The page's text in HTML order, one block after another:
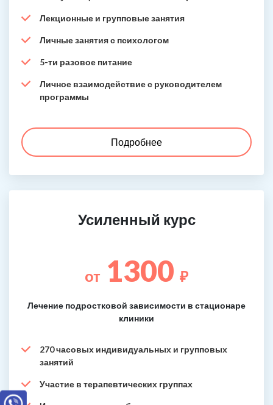
Лекционные и групповые занятия
Личные занятия с психологом
5-ти разовое питание
Личное взаимодействие с руководителем
программы
Подробнее
Усиленный курс
от 1300 ₽
Лечение подростковой зависимости в стационаре
клиники
270 часовых индивидуальных и групповых
занятий
Участие в терапевтических группах